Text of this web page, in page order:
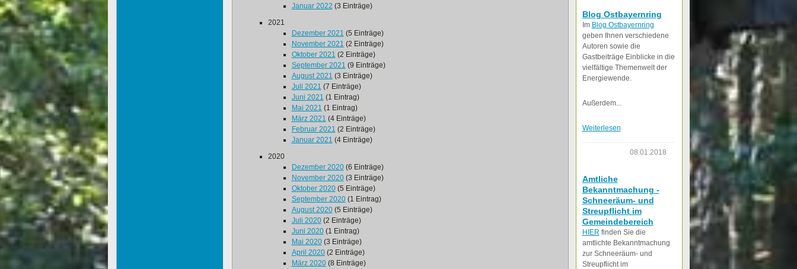
Januar 2022 (3 Einträge)
2021
Dezember 2021 (5 Einträge)
November 2021 (2 Einträge)
Oktober 2021 (2 Einträge)
September 2021 (9 Einträge)
August 2021 (3 Einträge)
Juli 2021 (7 Einträge)
Juni 2021 (1 Eintrag)
Mai 2021 (1 Eintrag)
März 2021 (4 Einträge)
Februar 2021 (2 Einträge)
Januar 2021 (4 Einträge)
2020
Dezember 2020(6 Einträge)
November 2020(3 Einträge)
Oktober 2020(5 Einträge)
September 2020(1 Eintrag)
August 2020(5 Einträge)
Juli 2020(2 Einträge)
Juni 2020(1 Eintrag)
Mai 2020(3 Einträge)
April 2020(2 Einträge)
März 2020(8 Einträge)
Blog Ostbayernring
Im Blog Ostbayernring
geben Ihnen verschiedene
Autoren sowie die
Gastbeiträge Einblicke in die
vielfältige Themenwelt der
Energiewende.
Außerdem...
Weiterlesen
08.01.2018
Amtliche
Bekanntmachung -
Schneeräum- und
Streupflicht im
Gemeindebereich
HIER finden Sie die
amtlichte Bekanntmachung
zur Schneeräum- und
Streupflicht im